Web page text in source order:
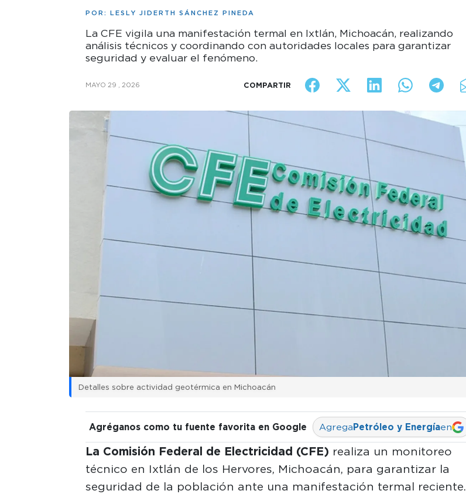
POR: LESLY JIDERTH SÁNCHEZ PINEDA
La CFE vigila una manifestación termal en Ixtlán, Michoacán, realizando
análisis técnicos y coordinando con autoridades locales para garantizar
seguridad y evaluar el fenómeno.
MAYO 29 , 2026 COMPARTIR
Detalles sobre actividad geotérmica en Michoacán
Agréganos como tu fuente favorita en Google AgregaPetróleo y Energíaen
La Comisión Federal de Electricidad (CFE) realiza un monitoreo
técnico en Ixtlán de los Hervores, Michoacán, para garantizar la
seguridad de la población ante una manifestación termal reciente.